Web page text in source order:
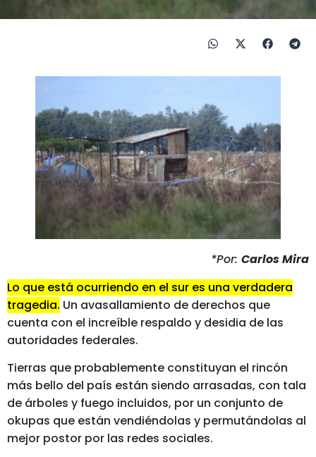
*Por: Carlos Mira
Lo que está ocurriendo en el sur es una verdadera
tragedia. Un avasallamiento de derechos que
cuenta con el increíble respaldo y desidia de las
autoridades federales.
Tierras que probablemente constituyan el rincón
más bello del país están siendo arrasadas, con tala
de árboles y fuego incluidos, por un conjunto de
okupas que están vendiéndolas y permutándolas al
mejor postor por las redes sociales.